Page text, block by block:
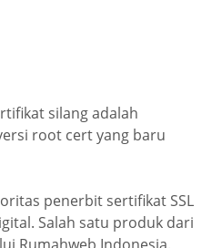
silang adalah
root cert yang baru
penerbit sertifikat SSL
Salah satu produk dari